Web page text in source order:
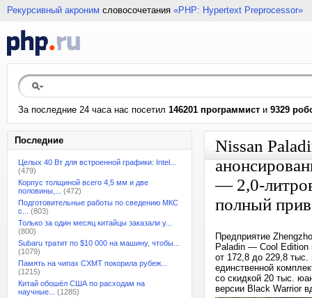
Рекурсивный акроним словосочетания «PHP: Hypertext Preprocessor»
За последние 24 часа нас посетил 146201 программист и 9329
Последние
Целых 40 Вт для встроенной графики: Intel...
(479)
Корпус толщиной всего 4,5 мм и две
половины,...
(472)
Подготовительные работы по сведению МКС
с...
(803)
Только за один месяц китайцы заказали у...
(800)
Subaru тратит по $10 000 на машину, чтобы...
(1079)
Память на чипах CXMT покорила рубеж...
(1215)
Китай обошёл США по расходам на
научные...
(1285)
Nissan
— 2,0-
полный
Предприятие
Paladin — Cool Edition
от 172,8 до 229,8
единственной
со скидкой 20 тыс.
версии Black Warrior